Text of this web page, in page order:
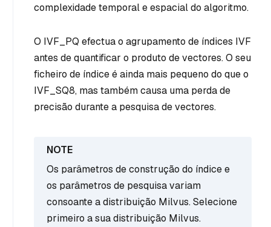
complexidade temporal e espacial do algoritmo.
O IVF_PQ efectua o agrupamento de índices IVF
antes de quantificar o produto de vectores. O seu
ficheiro de índice é ainda mais pequeno do que o
IVF_SQ8, mas também causa uma perda de
precisão durante a pesquisa de vectores.
Os parâmetros de construção do índice e
os parâmetros de pesquisa variam
consoante a distribuição Milvus. Selecione
primeiro a sua distribuição Milvus.